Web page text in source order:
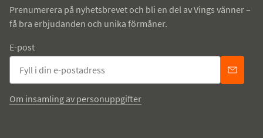
Prenumerera på nyhetsbrevet och bli en del av Vings vänner –
få bra erbjudanden och unika förmåner.
E-post
Om insamling av personuppgifter